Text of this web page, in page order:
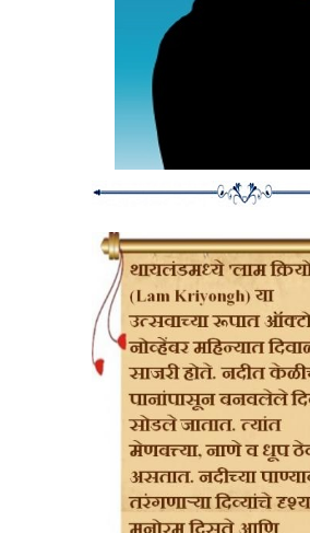
'निवांत'चा जन्म कसा झाला?
माझा नवरा, आनंद, दरवर्षी स्वत:च्या वाढदिवसाला
रक्तदान करायचा. एका वर्षी मी सहजच आनंदला म्हटलं,
जाणार आहेस ना? मीही येते यावेळी तुझ्याबरोबर".
शाळा निरखत उभी होते. इतक्यात एक लहानगा मला येऊन
घट्ट मिठी मला आजही आठवते, कारण ती मिठी मला
अडीच-तीन वर्षांचा असावा तो. या अफाट जगात
दिसत काहीच नव्हतं. शाळेत इतकी मुलं असूनही एकटाच.
लागली. 'निवांत'चा जन्म या घटनेतून झाला.